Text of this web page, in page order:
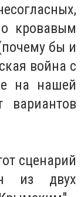
кровавым
бы и
война с
на нашей
сценарий
из двух